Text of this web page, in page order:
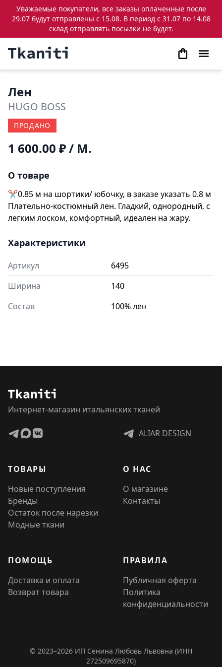
Уважаемые покупатели, все заказы оплаченные после
29.07 будут отправлены с 15.08. В период с 31.07 по 14.08
склад отправлять посылки не будет.
Лен
HUGO BOSS
ПРОДАНО
1 600.00 ₽/ М.
О товаре
✂️0.85 м на шортики/ юбочку, в заказе указать 0.8 м
Плательно-костюмный лен. Гладкий, однородный, с
легким лоском, комфортный, идеален на жару.
Характеристики
Артикул
6495
Ширина
140
Состав
100% лен
Интернет-магазин итальянских тканей
ALIAR DESIGN
ТОВАРЫ
Новые поступления
Бренды
Остаток после нарезки
Модные ткани
О НАС
О магазине
Контакты
ПОМОЩЬ
Доставка и оплата
Возврат товара
ПРАВИЛА
Публичная оферта
Политика
конфиденциальности
© 2023–2026 ИП Сенина Любовь Львовна (ИНН
272509695870)